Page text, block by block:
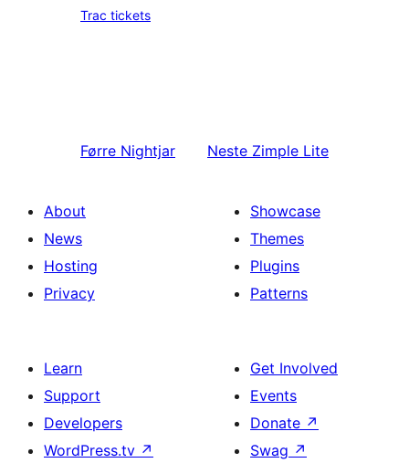
Trac tickets
Førre Nightjar Neste Zimple Lite
About
News
Hosting
Privacy
Showcase
Themes
Plugins
Patterns
Learn
Support
Developers
WordPress.tv ↗
Get Involved
Events
Donate ↗
Swag ↗